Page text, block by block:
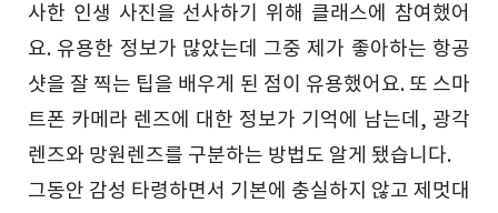
사한 인생 사진을 선사하기 위해 클래스에 참여했어
요. 유용한 정보가 많았는데 그중 제가 좋아하는 항공
샷을 잘 찍는 팁을 배우게 된 점이 유용했어요. 또 스마
트폰 카메라 렌즈에 대한 정보가 기억에 남는데, 광각
렌즈와 망원렌즈를 구분하는 방법도 알게 됐습니다.
그동안 감성 타령하면서 기본에 충실하지 않고 제멋대